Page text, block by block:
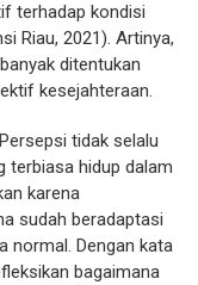
terhadap kondisi
Riau, 2021). Artinya,
ditentukan
kesejahteraan.
tidak selalu
terbiasa hidup dalam
karena
sudah beradaptasi
normal. Dengan kata
bagaimana